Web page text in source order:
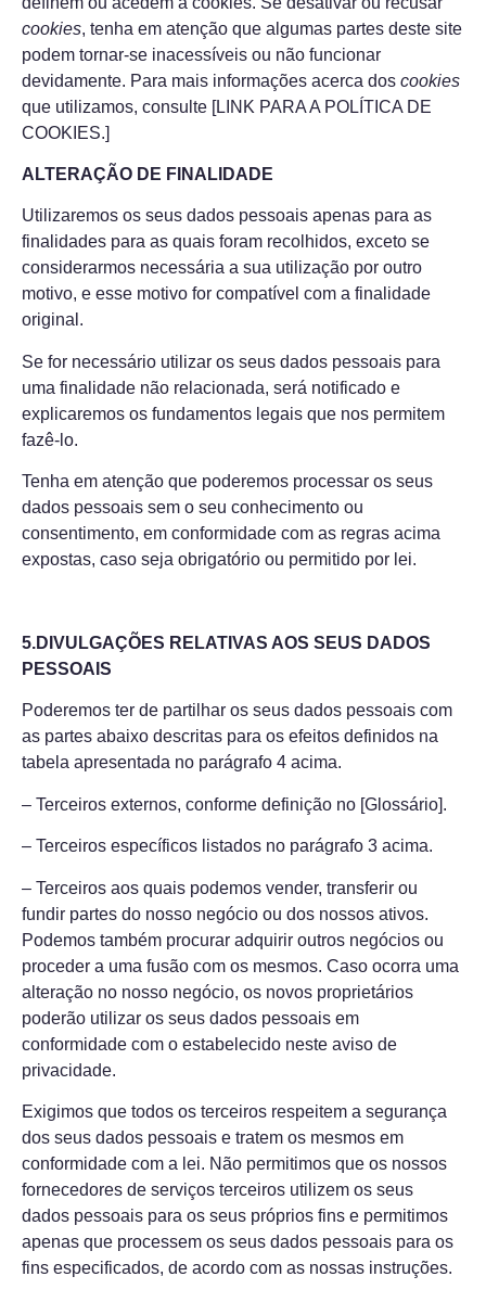
cookies, tenha em atenção que algumas partes deste site
podem tornar-se inacessíveis ou não funcionar
devidamente. Para mais informações acerca dos cookies
que utilizamos, consulte [LINK PARA A POLÍTICA DE
COOKIES.]
ALTERAÇÃO DE FINALIDADE
Utilizaremos os seus dados pessoais apenas para as
finalidades para as quais foram recolhidos, exceto se
considerarmos necessária a sua utilização por outro
motivo, e esse motivo for compatível com a finalidade
original.
Se for necessário utilizar os seus dados pessoais para
uma finalidade não relacionada, será notificado e
explicaremos os fundamentos legais que nos permitem
fazê-lo.
Tenha em atenção que poderemos processar os seus
dados pessoais sem o seu conhecimento ou
consentimento, em conformidade com as regras acima
expostas, caso seja obrigatório ou permitido por lei.
5.DIVULGAÇÕES RELATIVAS AOS SEUS DADOS
PESSOAIS
Poderemos ter de partilhar os seus dados pessoais com
as partes abaixo descritas para os efeitos definidos na
tabela apresentada no parágrafo 4 acima.
– Terceiros externos, conforme definição no [Glossário].
– Terceiros específicos listados no parágrafo 3 acima.
– Terceiros aos quais podemos vender, transferir ou
fundir partes do nosso negócio ou dos nossos ativos.
Podemos também procurar adquirir outros negócios ou
proceder a uma fusão com os mesmos. Caso ocorra uma
alteração no nosso negócio, os novos proprietários
poderão utilizar os seus dados pessoais em
conformidade com o estabelecido neste aviso de
privacidade.
Exigimos que todos os terceiros respeitem a segurança
dos seus dados pessoais e tratem os mesmos em
conformidade com a lei. Não permitimos que os nossos
fornecedores de serviços terceiros utilizem os seus
dados pessoais para os seus próprios fins e permitimos
apenas que processem os seus dados pessoais para os
fins especificados, de acordo com as nossas instruções.